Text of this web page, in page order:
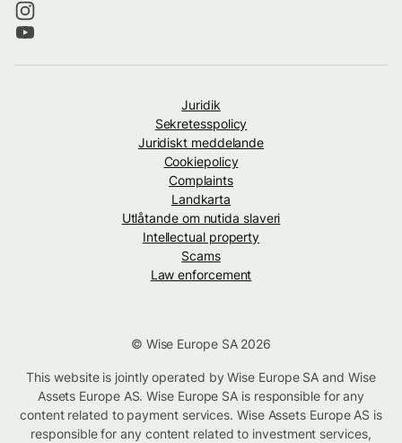
Juridik
Sekretesspolicy
Juridiskt meddelande
Cookiepolicy
Complaints
Landkarta
Utlåtande om nutida slaveri
Intellectual property
Scams
Law enforcement
© Wise Europe SA 2026
This website is jointly operated by Wise Europe SA and Wise
Assets Europe AS. Wise Europe SA is responsible for any
content related to payment services. Wise Assets Europe AS is
responsible for any content related to investment services,